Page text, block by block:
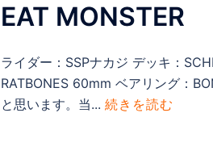
EAT MONSTER
ライダー：SSPナカジ デッキ：
RATBONES 60mm ベアリング：
と思います。当... 続きを読む